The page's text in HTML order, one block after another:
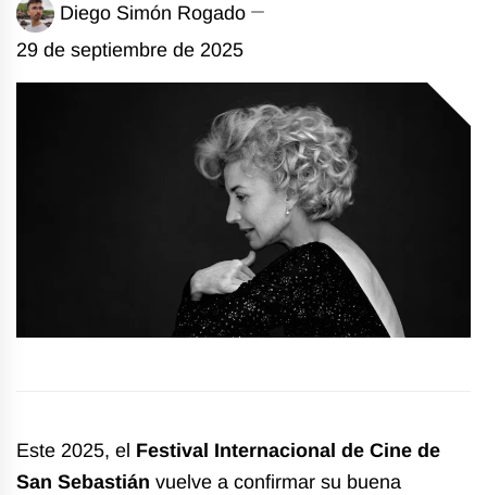
Diego Simón Rogado
29 de septiembre de 2025
Este 2025, el Festival Internacional de Cine de
San Sebastián vuelve a confirmar su buena